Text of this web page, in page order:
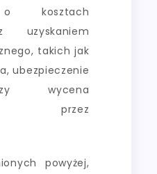
kosztach
uzyskaniem
takich jak
ubezpieczenie
wycena
przez
powyżej,